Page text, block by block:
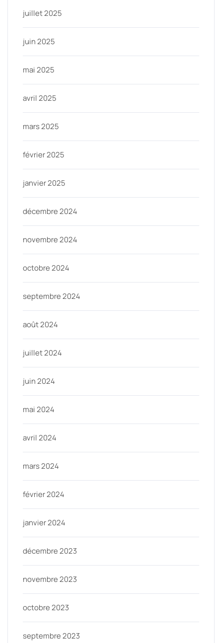
juillet 2025
juin 2025
mai 2025
avril 2025
mars 2025
février 2025
janvier 2025
décembre 2024
novembre 2024
octobre 2024
septembre 2024
août 2024
juillet 2024
juin 2024
mai 2024
avril 2024
mars 2024
février 2024
janvier 2024
décembre 2023
novembre 2023
octobre 2023
septembre 2023